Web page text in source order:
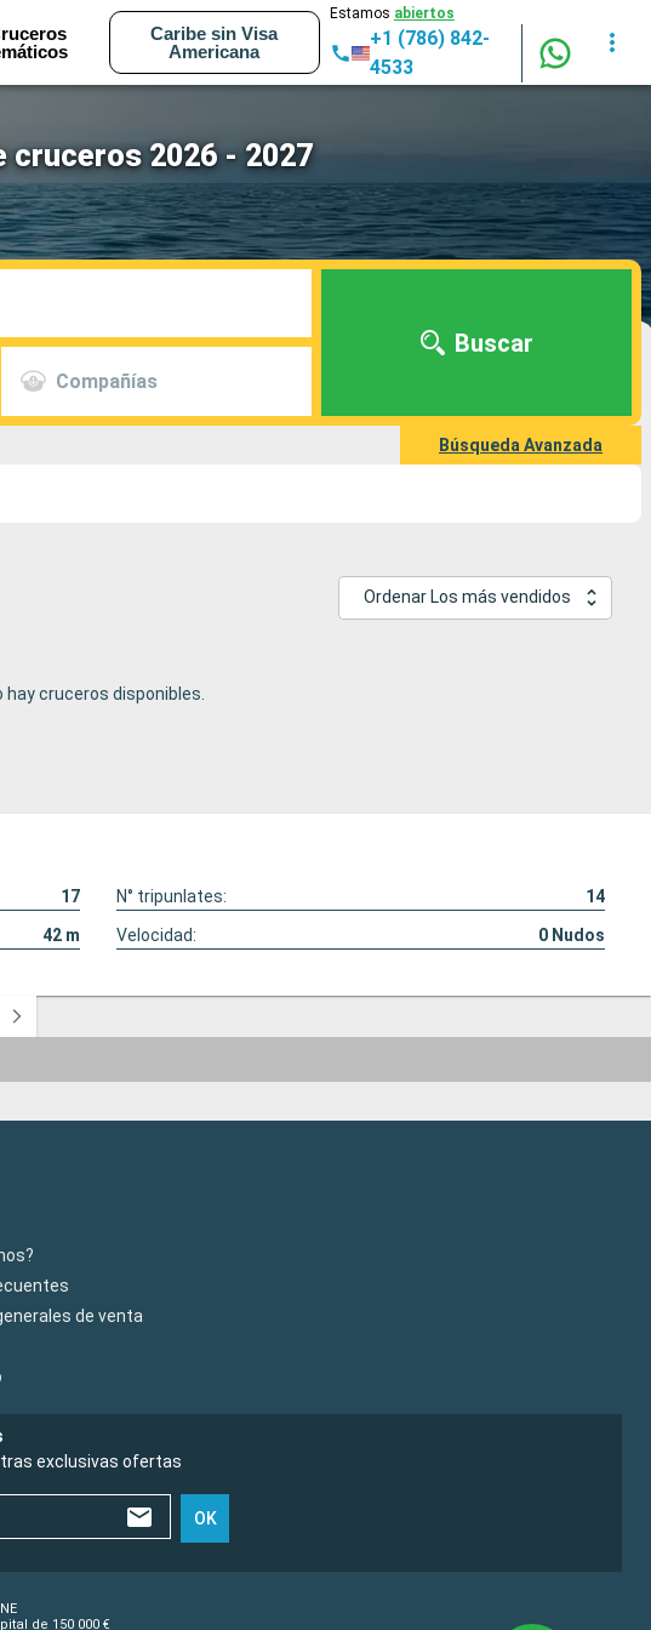
Caribe sin Visa
Americana
Estamos abiertos
+1 (786) 842-
4533
cruceros 2026 - 2027
Compañías
Buscar
Búsqueda Avanzada
Ordenar Los más vendidos
cruceros disponibles.
17 N° tripunlates:
14
42 m Velocidad: 0 Nudos
de venta
exclusivas ofertas
OK
de 150 000 €